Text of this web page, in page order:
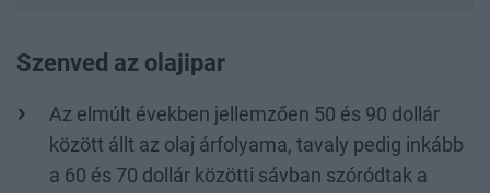
Szenved az olajipar
Az elmúlt években jellemzően 50 és 90 dollár
között állt az olaj árfolyama, tavaly pedig inkább
a 60 és 70 dollár közötti sávban szóródtak a